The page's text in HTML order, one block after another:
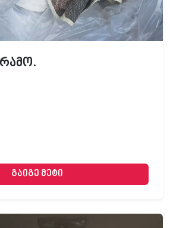
გაიგე მეტი